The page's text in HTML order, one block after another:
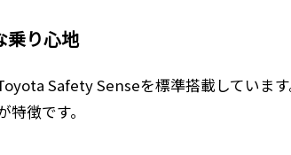
乗り心地
Safety Senseを標準搭載していま
徴です。